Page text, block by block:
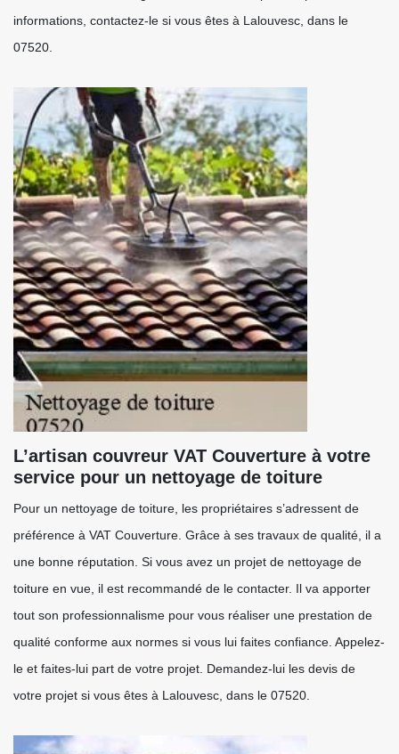
informations, contactez-le si vous êtes à Lalouvesc, dans le
07520.
L’artisan couvreur VAT Couverture à votre
service pour un nettoyage de toiture
Pour un nettoyage de toiture, les propriétaires s’adressent de
préférence à VAT Couverture. Grâce à ses travaux de qualité, il a
une bonne réputation. Si vous avez un projet de nettoyage de
toiture en vue, il est recommandé de le contacter. Il va apporter
tout son professionnalisme pour vous réaliser une prestation de
qualité conforme aux normes si vous lui faites confiance. Appelez-
le et faites-lui part de votre projet. Demandez-lui les devis de
votre projet si vous êtes à Lalouvesc, dans le 07520.